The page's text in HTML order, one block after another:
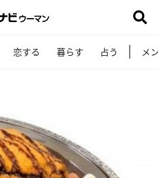
恋する 暮らす 占う メ